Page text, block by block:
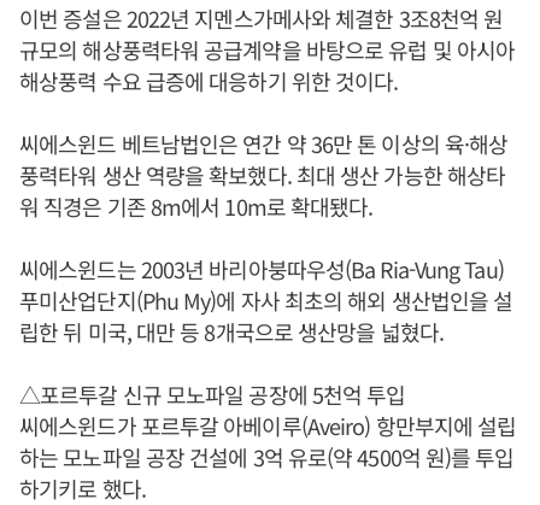
이번 증설은 2022년 지멘스가메사와 체결한 3조8천억 원
규모의 해상풍력타워 공급계약을 바탕으로 유럽 및 아시아
해상풍력 수요 급증에 대응하기 위한 것이다.
씨에스윈드 베트남법인은 연간 약 36만 톤 이상의 육·해상
풍력타워 생산 역량을 확보했다. 최대 생산 가능한 해상타
워 직경은 기존 8m에서 10m로 확대됐다.
씨에스윈드는 2003년 바리아붕따우성(Ba Ria-Vung Tau)
푸미산업단지(Phu My)에 자사 최초의 해외 생산법인을 설
립한 뒤 미국, 대만 등 8개국으로 생산망을 넓혔다.
△포르투갈 신규 모노파일 공장에 5천억 투입
씨에스윈드가 포르투갈 아베이루(Aveiro) 항만부지에 설립
하는 모노파일 공장 건설에 3억 유로(약 4500억 원)를 투입
하기키로 했다.